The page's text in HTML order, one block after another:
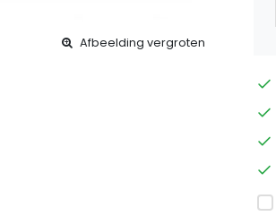
Afbeelding vergroten